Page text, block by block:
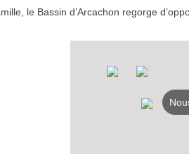
NEWSLETTER
S'ABONNER
le Bassin d’Arcachon regorge